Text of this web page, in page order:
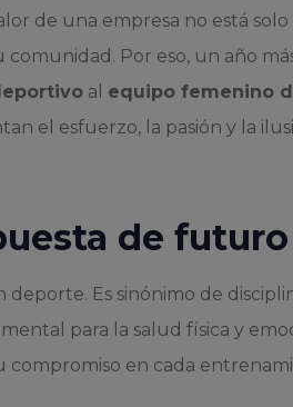
de una empresa no está
Por eso, un año
al equipo femenino
el esfuerzo, la pasión y la
de futuro
Es sinónimo de
para la salud física y
compromiso en cada